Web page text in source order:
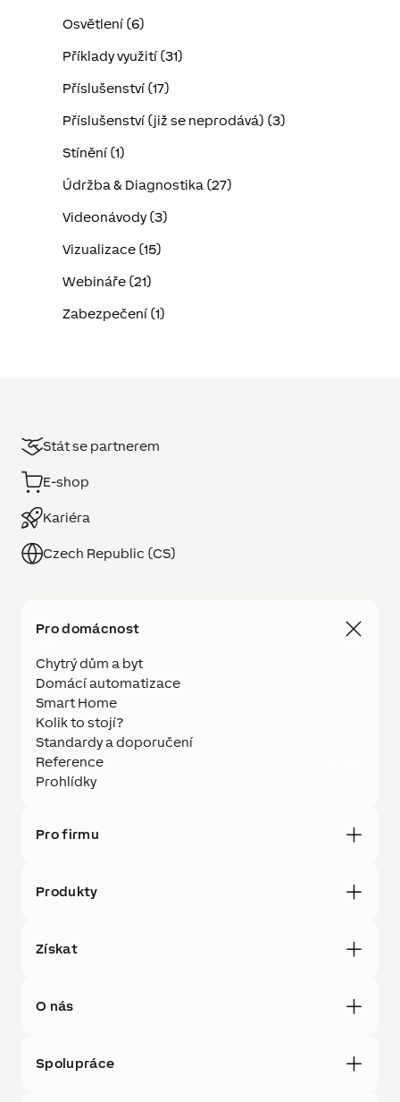
Osvětlení (6)
Příklady využití (31)
Příslušenství (17)
Příslušenství (již se neprodává) (3)
Stínění (1)
Údržba & Diagnostika (27)
Videonávody (3)
Vizualizace (15)
Webináře (21)
Zabezpečení (1)
Stát se partnerem
E-shop
Kariéra
Czech Republic (CS)
Pro domácnost
Chytrý dům a byt
Domácí automatizace
Smart Home
Kolik to stojí?
Standardy a doporučení
Reference
Prohlídky
Pro firmu
Produkty
Získat
O nás
Spolupráce